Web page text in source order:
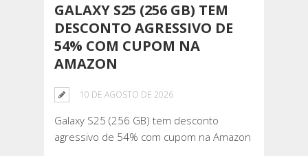
GALAXY S25 (256 GB) TEM
DESCONTO AGRESSIVO DE
54% COM CUPOM NA
AMAZON
10 DE AGOSTO DE 2026
Galaxy S25 (256 GB) tem desconto
agressivo de 54% com cupom na Amazon